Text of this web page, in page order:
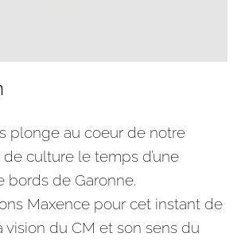
plonge au coeur de notre
culture le temps d’une
bords de Garonne.
Maxence pour cet instant de
vision du CM et son sens du